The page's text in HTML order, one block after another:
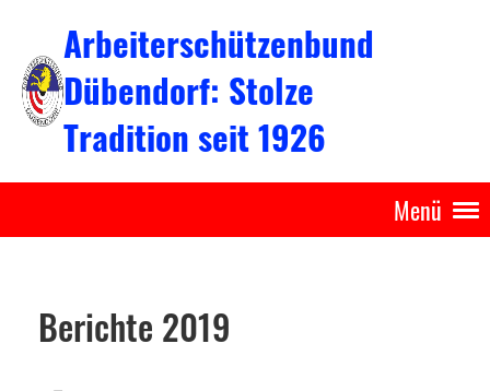
Arbeiterschützenbund
Dübendorf: Stolze
Tradition seit 1926
Menü
Berichte 2019